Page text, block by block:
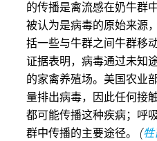
的传播是禽流感在奶牛群
被认为是病毒的原始来源
括一些与牛群之间牛群移
证据表明，病毒通过未知
的家禽养殖场。美国农业
量排出病毒，因此任何接
都可能传播这种疾病；呼
群中传播的主要途径。 (牲